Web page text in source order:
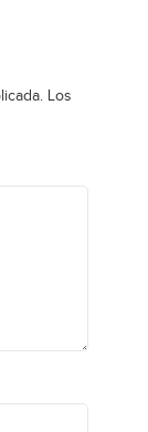
Los